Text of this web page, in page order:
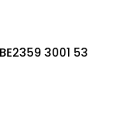
3001 53